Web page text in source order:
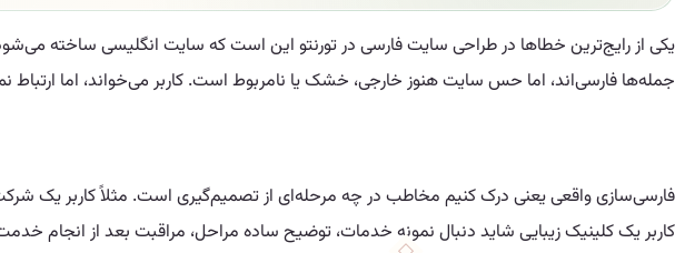
یکی از رایج‌ترین خطاها در طراحی سایت فارسی در تورنتو این است که سایت انگلیسی ساخته
جمله‌ها فارسی‌اند، اما حس سایت هنوز خارجی، خشک یا نامربوط است. کاربر می‌خواند، اما ارتباط
فارسی‌سازی واقعی یعنی درک کنیم مخاطب در چه مرحله‌ای از تصمیم‌گیری است. مثلاً کاربر یک